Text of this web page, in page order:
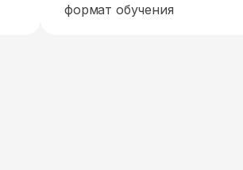
формат обучения